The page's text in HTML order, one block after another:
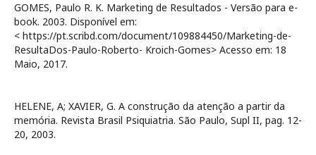
GOMES, Paulo R. K. Marketing de Resultados - Versão para e-
book. 2003. Disponível em:
< https://pt.scribd.com/document/109884450/Marketing-de-
ResultaDos-Paulo-Roberto- Kroich-Gomes> Acesso em: 18
Maio, 2017.
HELENE, A; XAVIER, G. A construção da atenção a partir da
memória. Revista Brasil Psiquiatria. São Paulo, Supl II, pag. 12-
20, 2003.